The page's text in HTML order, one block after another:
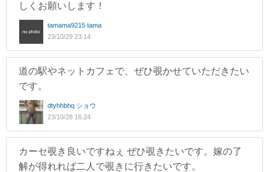
しくお願いします！
tamama9215 tama
23/10/29 23:14
道の駅やネットカフェで、ぜひ覗かせていただきたい
です。
dtyhhbhq ショウ
23/10/28 16:24
カーセ覗き良いですねぇ ぜひ覗きたいです。嫁の了
解が得れれば二人で覗きに行きたいです。